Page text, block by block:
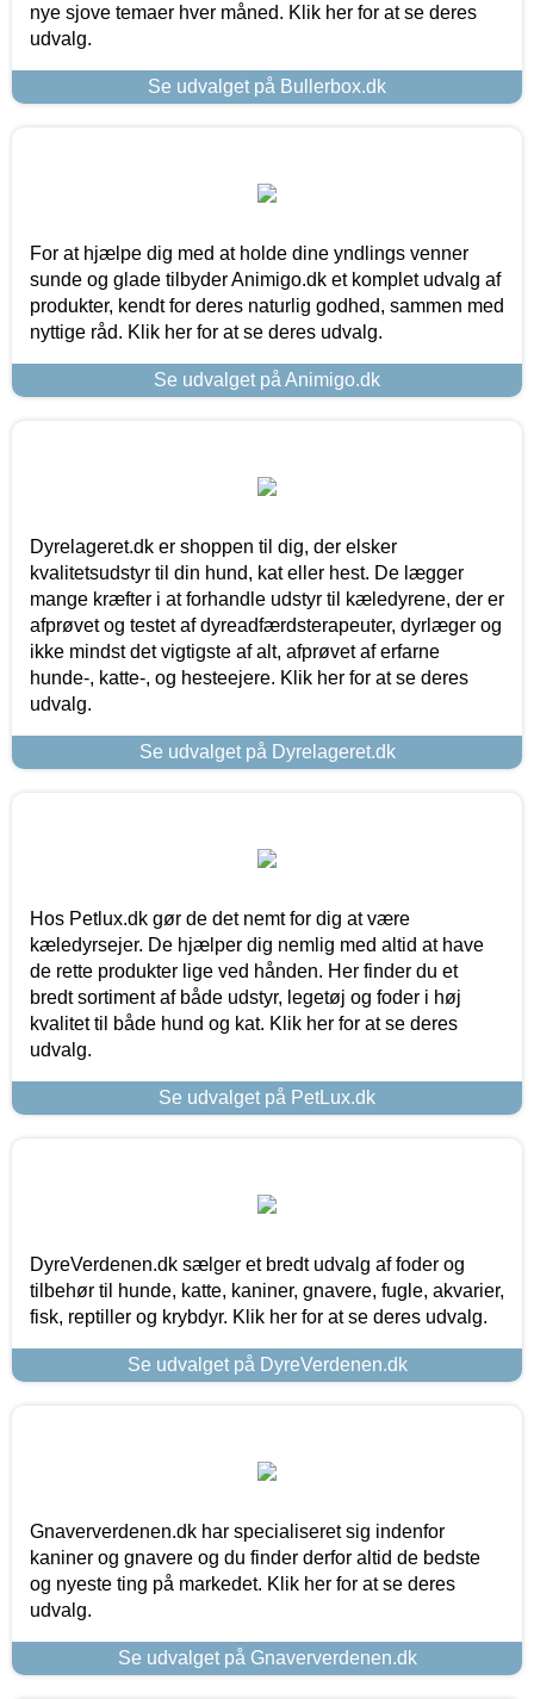
nye sjove temaer hver måned. Klik her for at se deres
udvalg.
Se udvalget på Bullerbox.dk
For at hjælpe dig med at holde dine yndlings venner
sunde og glade tilbyder Animigo.dk et komplet udvalg af
produkter, kendt for deres naturlig godhed, sammen med
nyttige råd. Klik her for at se deres udvalg.
Se udvalget på Animigo.dk
Dyrelageret.dk er shoppen til dig, der elsker
kvalitetsudstyr til din hund, kat eller hest. De lægger
mange kræfter i at forhandle udstyr til kæledyrene, der er
afprøvet og testet af dyreadfærdsterapeuter, dyrlæger og
ikke mindst det vigtigste af alt, afprøvet af erfarne
hunde-, katte-, og hesteejere. Klik her for at se deres
udvalg.
Se udvalget på Dyrelageret.dk
Hos Petlux.dk gør de det nemt for dig at være
kæledyrsejer. De hjælper dig nemlig med altid at have
de rette produkter lige ved hånden. Her finder du et
bredt sortiment af både udstyr, legetøj og foder i høj
kvalitet til både hund og kat. Klik her for at se deres
udvalg.
Se udvalget på PetLux.dk
DyreVerdenen.dk sælger et bredt udvalg af foder og
tilbehør til hunde, katte, kaniner, gnavere, fugle, akvarier,
fisk, reptiller og krybdyr. Klik her for at se deres udvalg.
Se udvalget på DyreVerdenen.dk
Gnaververdenen.dk har specialiseret sig indenfor
kaniner og gnavere og du finder derfor altid de bedste
og nyeste ting på markedet. Klik her for at se deres
udvalg.
Se udvalget på Gnaververdenen.dk